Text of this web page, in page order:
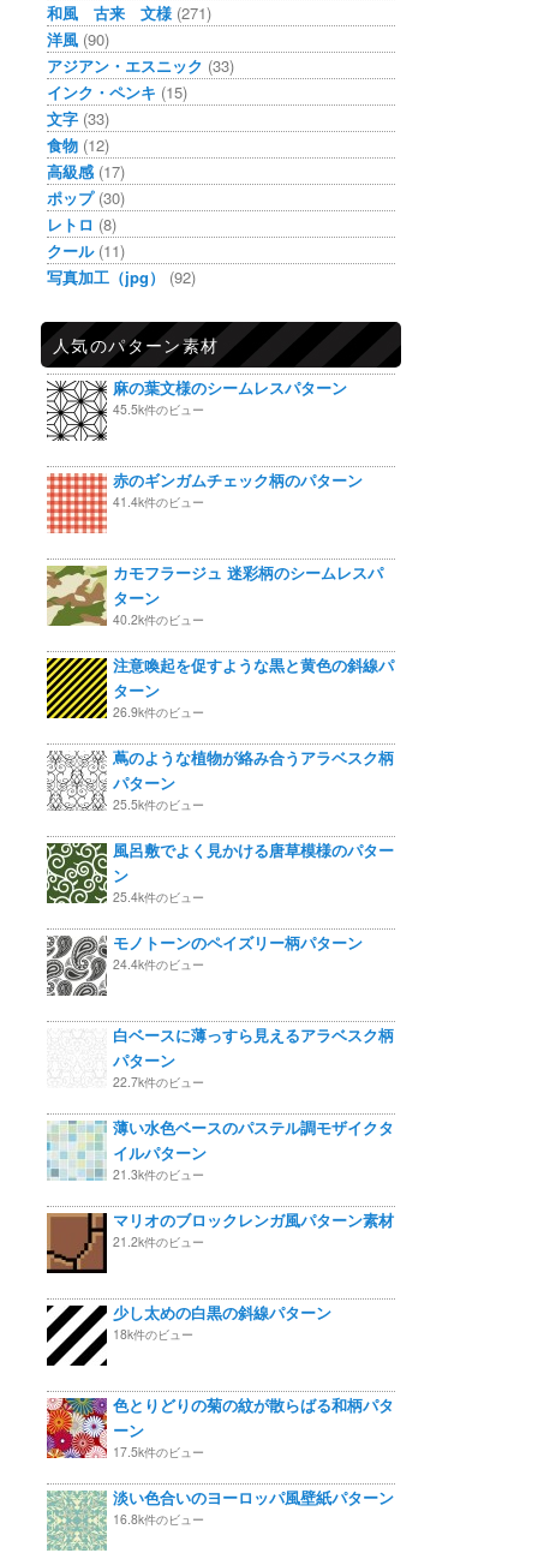
和風 古来 文様 (271)
洋風 (90)
アジアン・エスニック (33)
インク・ペンキ (15)
文字 (33)
食物 (12)
高級感 (17)
ポップ(30)
レトロ (8)
クール(11)
写真加工（jpg）
(92)
人気のパターン素材
麻の葉文様のシームレスパターン
45.5k件のビュー
赤のギンガムチェック柄のパターン
41.4k件のビュー
カモフラージュ 迷彩柄のシームレスパ
ターン
40.2k件のビュー
注意喚起を促すような黒と黄色の斜線パ
ターン
26.9k件のビュー
蔦のような植物が絡み合うアラベスク柄
パターン
25.5k件のビュー
風呂敷でよく見かける唐草模様のパター
ン
25.4k件のビュー
モノトーンのペイズリー柄パターン
24.4k件のビュー
白ベースに薄っすら見えるアラベスク柄
パターン
22.7k件のビュー
薄い水色ベースのパステル調モザイクタ
イルパターン
21.3k件のビュー
マリオのブロックレンガ風パターン素材
21.2k件のビュー
少し太めの白黒の斜線パターン
18k件のビュー
色とりどりの菊の紋が散らばる和柄パタ
ーン
17.5k件のビュー
淡い色合いのヨーロッパ風壁紙パターン
16.8k件のビュー